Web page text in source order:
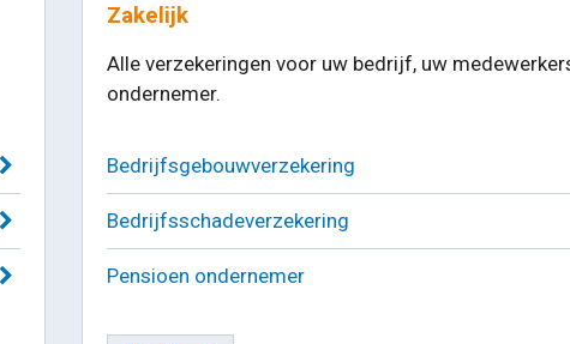
Zakelijk
Alle verzekeringen voor uw bedrijf, uw
ondernemer.
Bedrijfsgebouwverzekering
Bedrijfsschadeverzekering
Pensioen ondernemer